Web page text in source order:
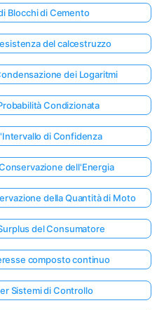
Blocchi di Cemento
del calcestruzzo
dei Logaritmi
Condizionata
di Confidenza
dell'Energia
della Quantità di Moto
del Consumatore
composto continuo
Sistemi di Controllo